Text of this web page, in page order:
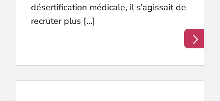
désertification médicale, il s’agissait de
recruter plus […]